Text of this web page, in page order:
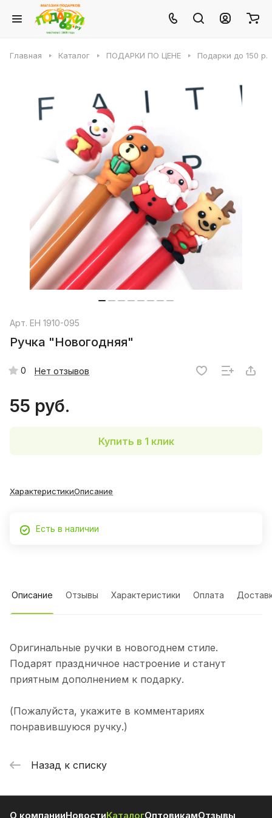
Главная Каталог ПОДАРКИ ПО ЦЕНЕ Подарки до 150 р.
Арт. EH 1910-095
Ручка "Новогодняя"
0 Нет отзывов
55 руб.
Купить в 1 клик
ХарактеристикиОписание
Есть в наличии
Описание Отзывы Характеристики Оплата
Оригинальные ручки в новогоднем стиле.
Подарят праздничное настроение и станут
приятным дополнением к подарку.
(Пожалуйста, укажите в комментариях
понравившуюся ручку.)
Назад к списку
О компанииНовостиКаталогОптовикамОтзывы